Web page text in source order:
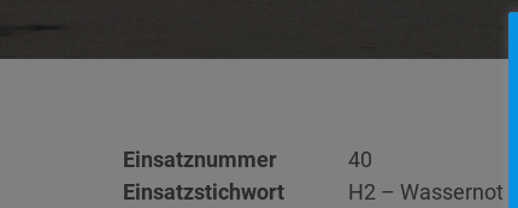
Einsatznummer
40
Einsatzstichwort
H2 – Wassernot